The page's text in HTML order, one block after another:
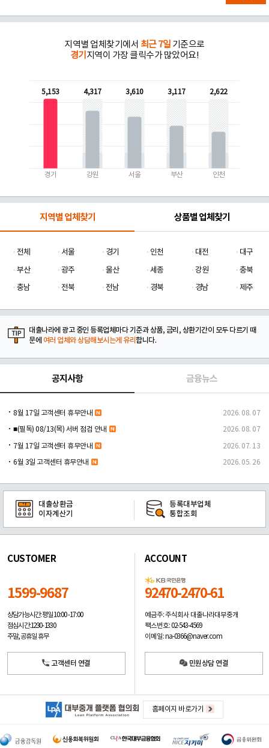
지역별 업체찾기에서 최근 7일 기준으로
경기 지역이 가장 클릭수가 많았어요!
5,153
경기
4,317
강원
3,610
서울
3,117
부산
2,622
인천
지역별 업체찾기 상품별 업체찾기
전체 서울 경기 인천 대전
대구
부산
광주 울산 세종 강원
충북
충남
전북 전남 경북 경남 제주
대출나라에 광고 중인 등록업체마다 기준과 상품, 금리, 상환기간이 모두 다르기 때
문에 여러 업체와 상담해보시는게 유리합니다.
공지사항 금융뉴스
8월 17일 고객센터 휴무안내 2026. 08. 07
■(필독) 08/13(목) 서버 점검 안내 2026. 08. 07
7월 17일 고객센터 휴무안내 2026. 07. 13
6월 3일 고객센터 휴무안내 2026. 05. 26
대출상환금
이자계산기
등록대부업체
통합조회
CUSTOMER
1599-9687
상담가능시간: 평일10:00 -17:00
점심시간: 12:30 - 13:30
주말, 공휴일 휴무
고객센터 연결
ACCOUNT
92470-2470-61
예금주: 주식회사 대출나라대부중개
팩스번호: 02-543-4569
이메일: na-0366@naver.com
민원상담 연결
홈페이지 바로가기